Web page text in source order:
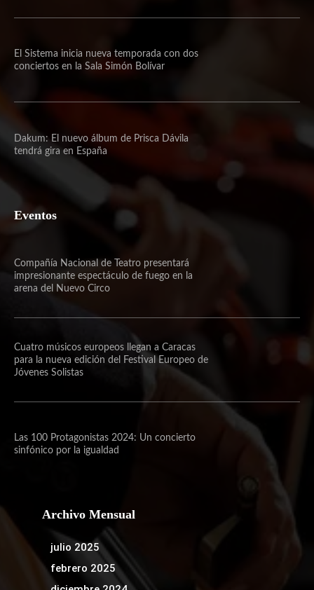
El Sistema inicia nueva temporada con dos
conciertos en la Sala Simón Bolívar
Dakum: El nuevo álbum de Prisca Dávila
tendrá gira en España
Eventos
Compañía Nacional de Teatro presentará
impresionante espectáculo de fuego en la
arena del Nuevo Circo
Cuatro músicos europeos llegan a Caracas
para la nueva edición del Festival Europeo de
Jóvenes Solistas
Las 100 Protagonistas 2024: Un concierto
sinfónico por la igualdad
Archivo Mensual
julio 2025
febrero 2025